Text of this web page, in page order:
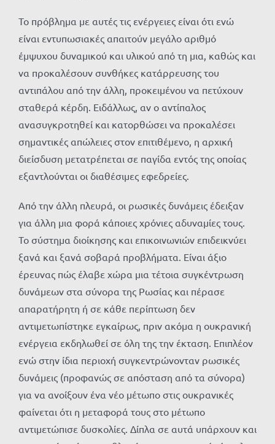
Το πρόβλημα με αυτές τις ενέργειες είναι ότι ενώ
είναι εντυπωσιακές απαιτούν μεγάλο αριθμό
έμψυχου δυναμικού και υλικού από τη μια, καθώς και
να προκαλέσουν συνθήκες κατάρρευσης του
αντιπάλου από την άλλη, προκειμένου να πετύχουν
σταθερά κέρδη. Ειδάλλως, αν ο αντίπαλος
ανασυγκροτηθεί και κατορθώσει να προκαλέσει
σημαντικές απώλειες στον επιτιθέμενο, η αρχική
διείσδυση μετατρέπεται σε παγίδα εντός της οποίας
εξαντλούνται οι διαθέσιμες εφεδρείες.
Από την άλλη πλευρά, οι ρωσικές δυνάμεις έδειξαν
για άλλη μια φορά κάποιες χρόνιες αδυναμίες τους.
Το σύστημα διοίκησης και επικοινωνιών επιδεικνύει
ξανά και ξανά σοβαρά προβλήματα. Είναι άξιο
έρευνας πώς έλαβε χώρα μια τέτοια συγκέντρωση
δυνάμεων στα σύνορα της Ρωσίας και πέρασε
απαρατήρητη ή σε κάθε περίπτωση δεν
αντιμετωπίστηκε εγκαίρως, πριν ακόμα η ουκρανική
ενέργεια εκδηλωθεί σε όλη της την έκταση. Επιπλέον
ενώ στην ίδια περιοχή συγκεντρώνονταν ρωσικές
δυνάμεις (προφανώς σε απόσταση από τα σύνορα)
για να ανοίξουν ένα νέο μέτωπο στις ουκρανικές
φαίνεται ότι η μεταφορά τους στο μέτωπο
αντιμετώπισε δυσκολίες. Δίπλα σε αυτά υπάρχουν και